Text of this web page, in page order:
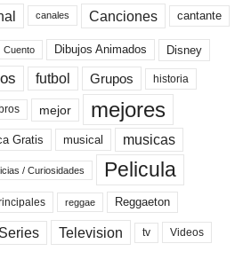
canales Canciones cantante
Cuento Dibujos Animados Disney
futbol Grupos historia
mejor mejores
Gratis musical musicas
/ Curiosidades Pelicula
reggae Reggaeton
Series Television tv Videos